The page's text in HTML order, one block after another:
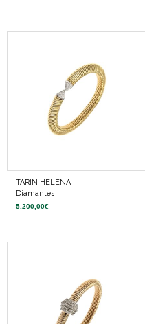
TARIN HELENA
Diamantes
5.200,00€